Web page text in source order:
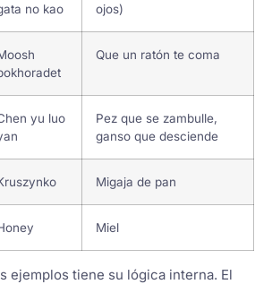
no kao ojos)
Que un ratón te coma
yu luo
Pez que se zambulle,
ganso que desciende
Migaja de pan
Miel
ejemplos tiene su lógica interna. El